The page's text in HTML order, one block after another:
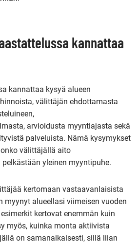
kannattaa
kannattaa kysyä alueen
välittäjän ehdottamasta
arvioidusta myyntiajasta sekä
palveluista. Nämä kysymykset
välittäjällä aito
yleinen myyntipuhe.
kertomaan vastaavanlaisista
myynyt alueellasi viimeisen vuoden
kertovat enemmän kuin
myös, kuinka monta aktiivista
on samanaikaisesti, sillä liian